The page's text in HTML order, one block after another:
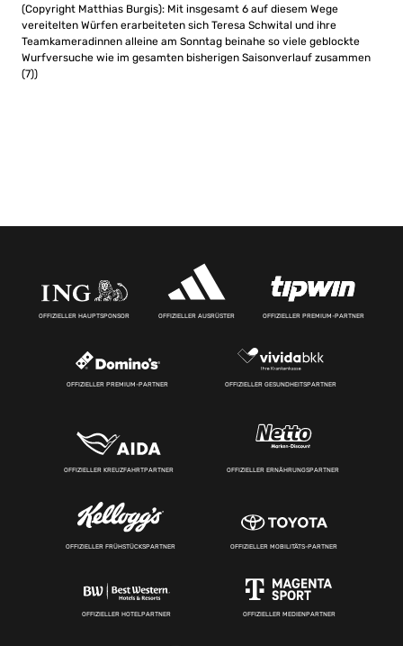
(Copyright Matthias Burgis): Mit insgesamt 6 auf diesem Wege
vereitelten Würfen erarbeiteten sich Teresa Schwital und ihre
Teamkameradinnen alleine am Sonntag beinahe so viele geblockte
Wurfversuche wie im gesamten bisherigen Saisonverlauf zusammen
(7))
OFFIZIELLER HAUPTSPONSOR OFFIZIELLER AUSRÜSTER OFFIZIELLER PREMIUM-PARTNER
OFFIZIELLER PREMIUM-PARTNER OFFIZIELLER GESUNDHEITSPARTNER
OFFIZIELLER KREUZFAHRTPARTNER OFFIZIELLER ERNÄHRUNGSPARTNER
OFFIZIELLER FRÜHSTÜCKSPARTNER OFFIZIELLER MOBILITÄTS-PARTNER
OFFIZIELLER HOTELPARTNER OFFIZIELLER MEDIENPARTNER